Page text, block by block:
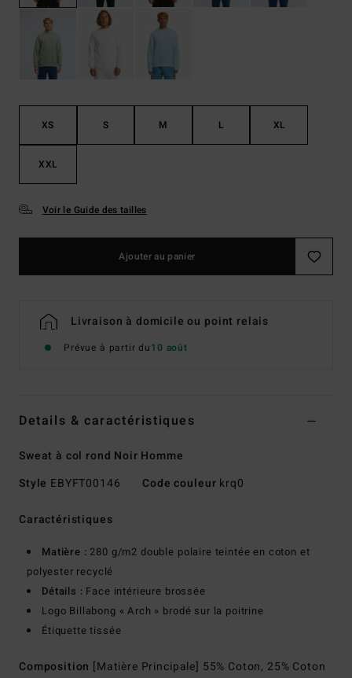
XS S M L XL
XXL
Voir le Guide des tailles
Ajouter au panier
Livraison à domicile ou point relais
Prévue à partir du10 août
Details & caractéristiques
Sweat à col rond Noir Homme
Style EBYFT00146 Code couleur krq0
Caractéristiques
Matière : 280 g/m2 double polaire teintée en coton et
polyester recyclé
Détails : Face intérieure brossée
Logo Billabong « Arch » brodé sur la poitrine
Étiquette tissée
Composition [Matière Principale] 55% Coton, 25% Coton